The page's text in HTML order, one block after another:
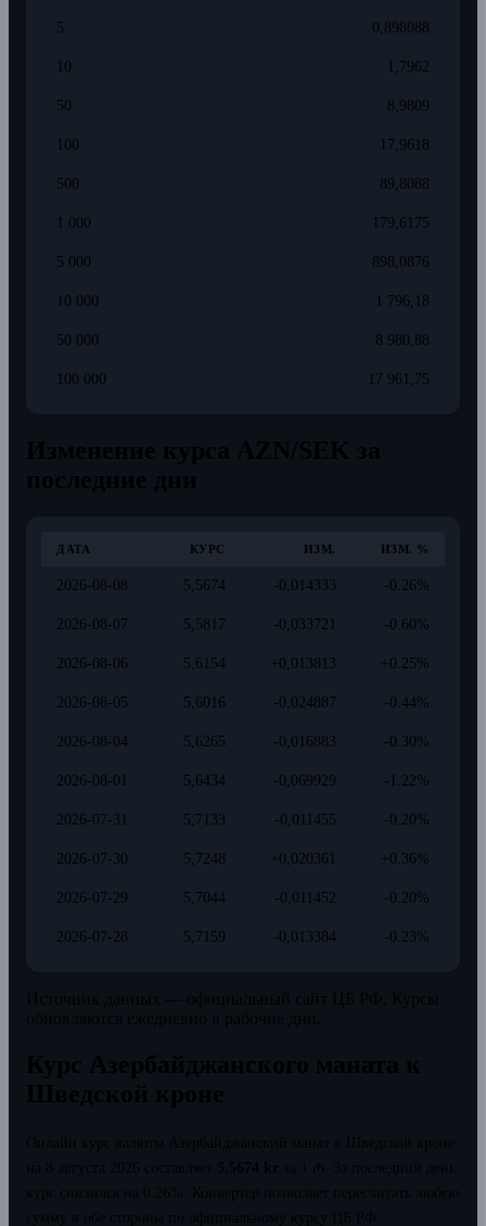
5 0,898088
10 1,7962
50 8,9809
100 17,9618
500 89,8088
1 000 179,6175
5 000 898,0876
10 000 1 796,18
50 000 8 980,88
100 000 17 961,75
ДАТА КУРС ИЗМ. ИЗМ. %
2026-08-08 5,5674 -0,014333 -0.26%
2026-08-07 5,5817 -0,033721 -0.60%
2026-08-06 5,6154 +0,013813 +0.25%
2026-08-05 5,6016 -0,024887 -0.44%
2026-08-04 5,6265 -0,016883 -0.30%
2026-08-01 5,6434 -0,069929 -1.22%
2026-07-31 5,7133 -0,011455 -0.20%
2026-07-30 5,7248 +0,020361 +0.36%
2026-07-29 5,7044 -0,011452 -0.20%
2026-07-28 5,7159 -0,013384 -0.23%